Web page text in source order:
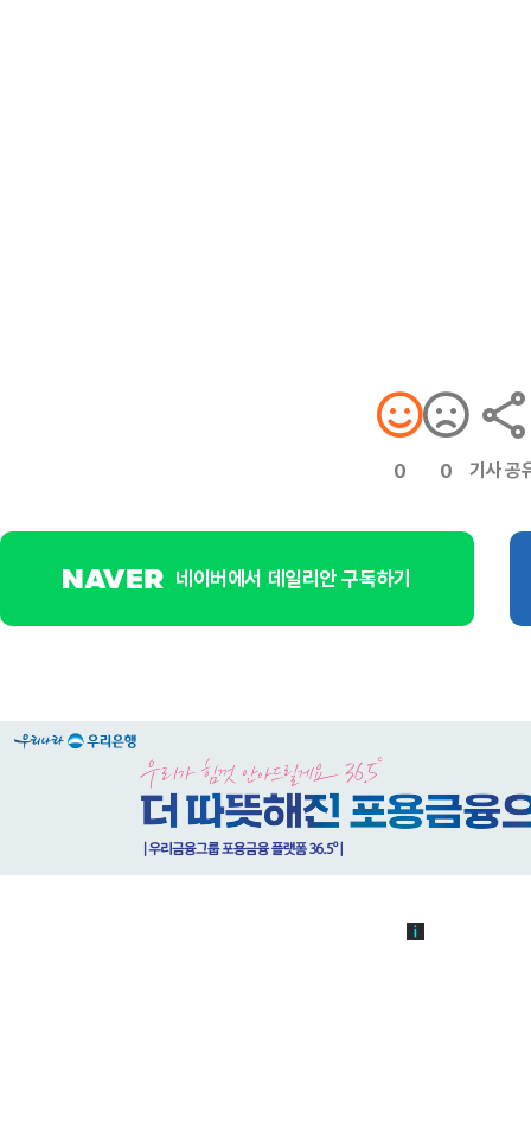
0 0 기사 공
네이버에서 데일리안 구독하기